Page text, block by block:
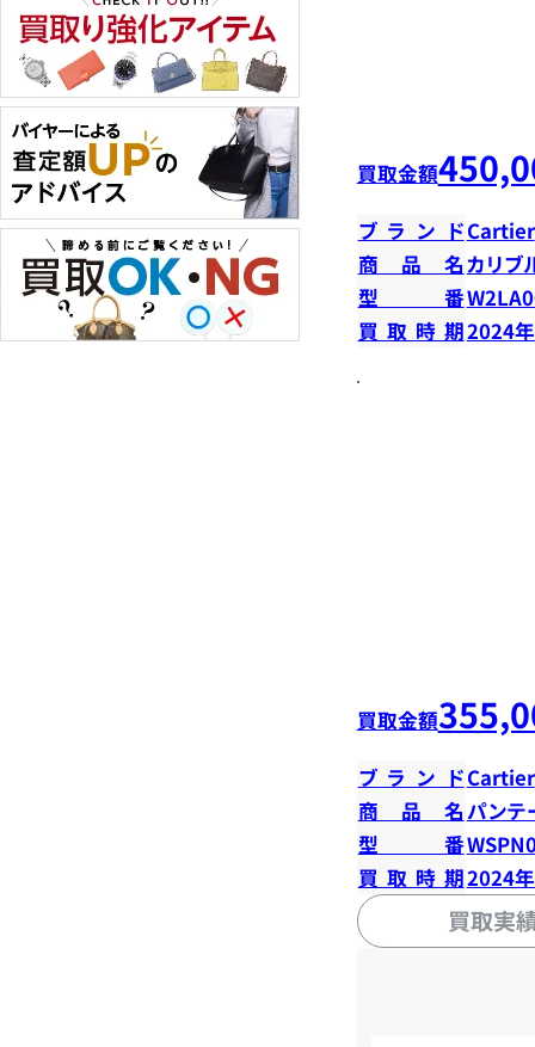
買取金額
ブランドCartier
商品名 カリ
型番
買取時期2024
買取金額
ブランドCartier
商品名 パンテ
型番
買取時期2024
買取実